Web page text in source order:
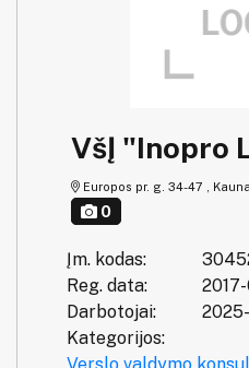
VšĮ "Inopro
Europos pr. g. 34-47 ,
0
Įm. kodas:
Reg. data:
Darbotojai:
Kategorijos: